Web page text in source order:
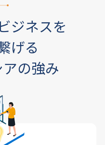
ジネスを
げる
の強み